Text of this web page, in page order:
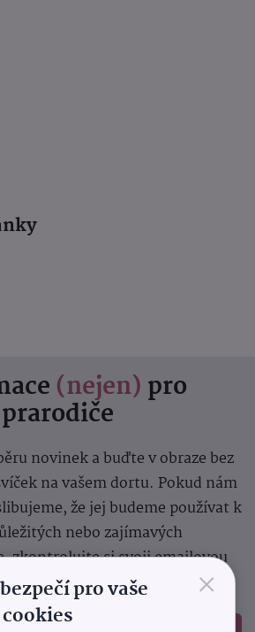
(nejen) pro
prarodiče
novinek a buďte v obraze bez
na vašem dortu. Pokud nám
že jej budeme používat k
nebo zajímavých
zkontrolujte si svoji emailovou
poslali potvrzovací e-mail.
×
pro vaše